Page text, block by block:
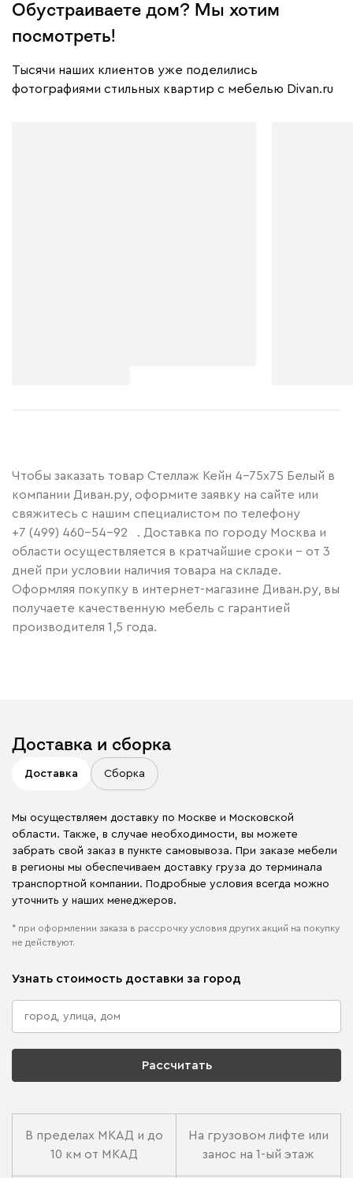
Обустраиваете дом? Мы хотим
посмотреть!
Тысячи наших клиентов уже поделились
фотографиями стильных квартир с мебелью Divan.ru
Чтобы заказать товар Стеллаж Кейн 4-75x75 Белый в
компании Диван.ру, оформите заявку на сайте или
свяжитесь с нашим специалистом по телефону
+7 (499) 460-54-92
. Доставка по городу Москва и
области осуществляется в кратчайшие сроки – от 3
дней при условии наличия товара на складе.
Оформляя покупку в интернет-магазине Диван.ру, вы
получаете качественную мебель с гарантией
производителя 1,5 года.
Доставка и сборка
Доставка Сборка
Мы осуществляем доставку по Москве и Московской
области. Также, в случае необходимости, вы можете
забрать свой заказ в пункте самовывоза. При заказе мебели
в регионы мы обеспечиваем доставку груза до терминала
транспортной компании. Подробные условия всегда можно
уточнить у наших менеджеров.
* при оформлении заказа в рассрочку условия других акций на покупку
не действуют.
Узнать стоимость доставки за город
Рассчитать
В пределах МКАД и до
10 км от МКАД
На грузовом лифте или
занос на 1-ый этаж